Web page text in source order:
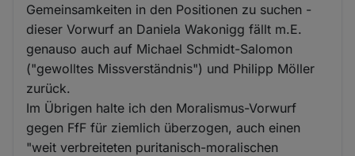
Gemeinsamkeiten in den Positionen zu suchen -
dieser Vorwurf an Daniela Wakonigg fällt m.E.
genauso auch auf Michael Schmidt-Salomon
("gewolltes Missverständnis") und Philipp Möller
zurück.
Im Übrigen halte ich den Moralismus-Vorwurf
gegen FfF für ziemlich überzogen, auch einen
"weit verbreiteten puritanisch-moralischen